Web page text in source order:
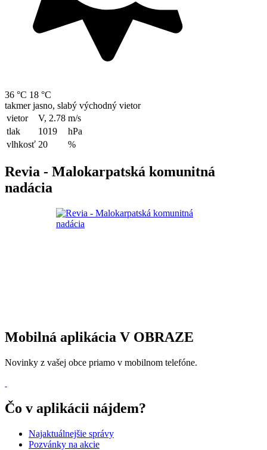
36 °C 18 °C
takmer jasno, slabý východný vietor
vietor
V, 2.78 m/s
tlak
1019
hPa
vlhkosť 20 %
Revia - Malokarpatská komunitná
nadácia
Mobilná aplikácia V OBRAZE
Novinky z vašej obce priamo v mobilnom telefóne.
Čo v aplikácii nájdem?
Najaktuálnejšie správy
Pozvánky na akcie